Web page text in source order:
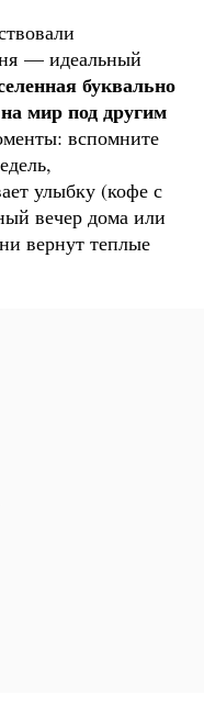
— идеальный
буквально
мир под другим
вспомните
улыбку (кофе с
вечер дома или
вернут теплые